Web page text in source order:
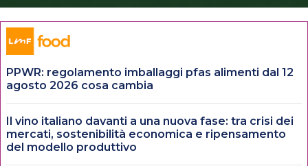
PPWR: regolamento imballaggi pfas alimenti dal 12
agosto 2026 cosa cambia
Il vino italiano davanti a una nuova fase: tra crisi dei
mercati, sostenibilità economica e ripensamento
del modello produttivo